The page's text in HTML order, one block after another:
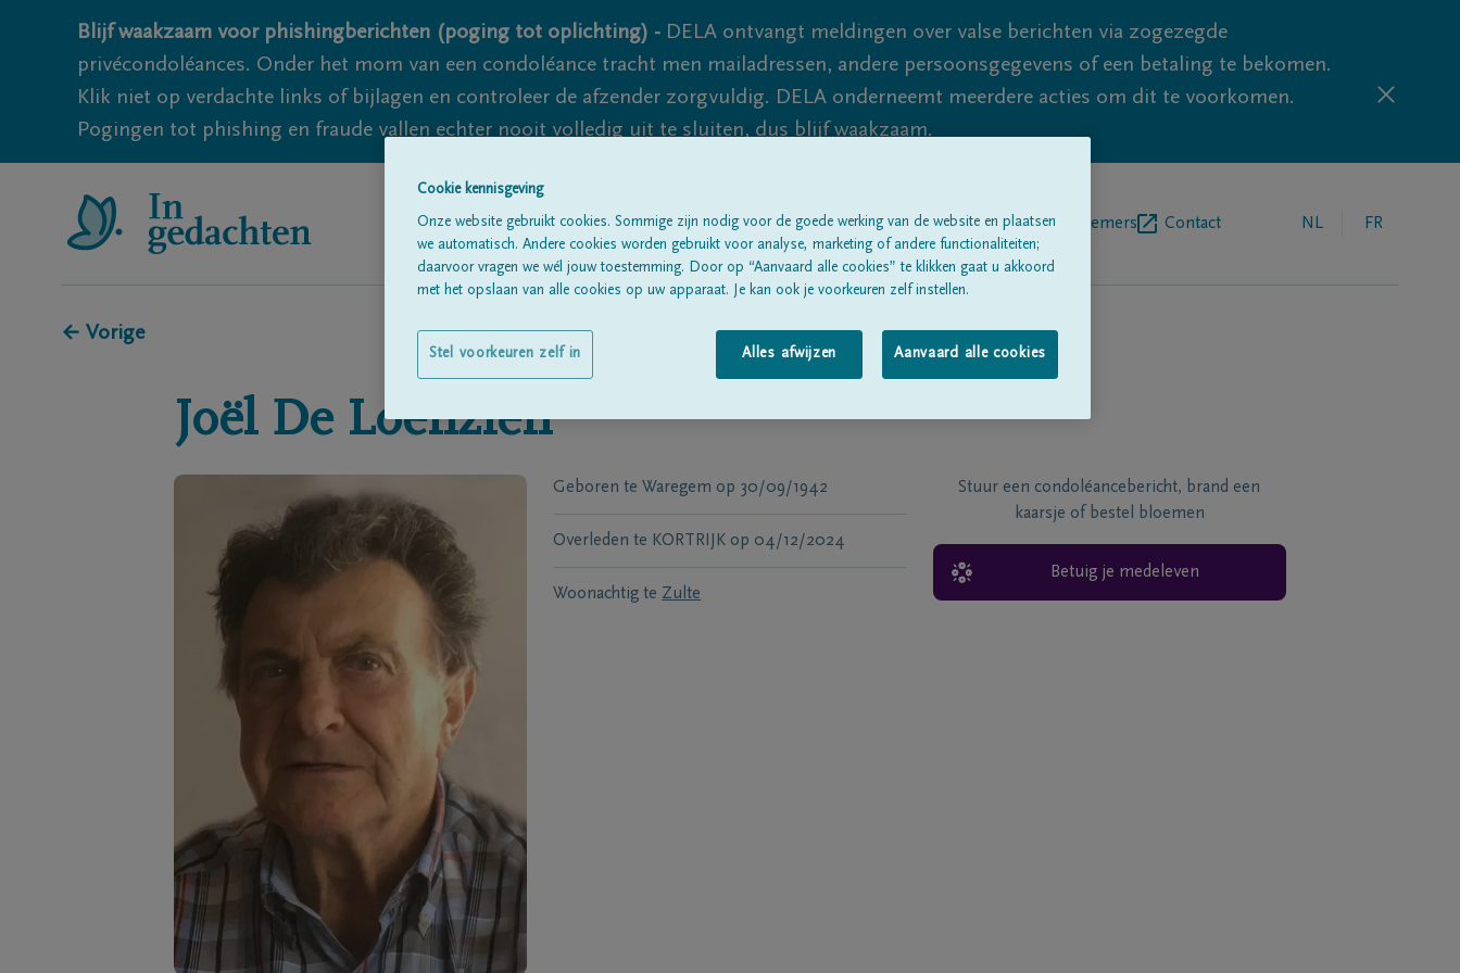
Blijf waakzaam voor phishingberichten (poging tot oplichting) - DELA ontvangt meldingen over valse berichten via zogezegde
privécondoléances. Onder het mom van een condoléance tracht men mailadressen, andere persoonsgegevens of een betaling te bekomen.
Klik niet op verdachte links of bijlagen en controleer de afzender zorgvuldig. DELA onderneemt meerdere acties om dit te voorkomen.
Pogingen tot phishing en fraude vallen echter nooit volledig uit te sluiten, dus blijf waakzaam.
Alle rouwberichtenOver onsBegrafenisondernemers Contact NL FR
← Vorige
Joël De Loenzien
Geboren te Waregem op 30/09/1942
Overleden te KORTRIJK op 04/12/2024
Woonachtig te Zulte
Stuur een condoléancebericht, brand een
kaarsje of bestel bloemen
Betuig je medeleven
Cookie kennisgeving
Onze website gebruikt cookies. Sommige zijn nodig voor de goede werking van de website en plaatsen
we automatisch. Andere cookies worden gebruikt voor analyse, marketing of andere functionaliteiten;
daarvoor vragen we wél jouw toestemming. Door op “Aanvaard alle cookies” te klikken gaat u akkoord
met het opslaan van alle cookies op uw apparaat. Je kan ook je voorkeuren zelf instellen.
Alles afwijzen Aanvaard alle cookies
Stel voorkeuren zelf in